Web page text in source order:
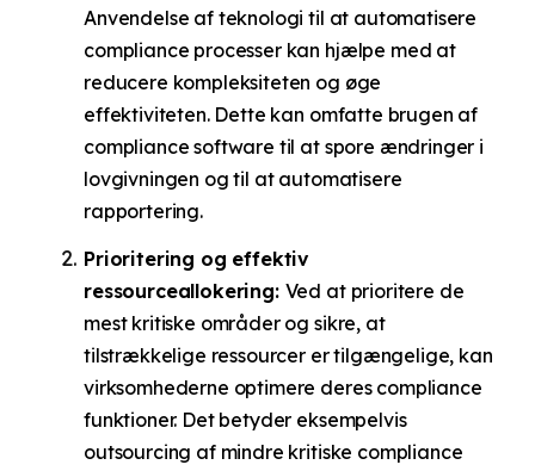
Anvendelse af teknologi til at automatisere
compliance processer kan hjælpe med at
reducere kompleksiteten og øge
effektiviteten. Dette kan omfatte brugen af
compliance software til at spore ændringer i
lovgivningen og til at automatisere
rapportering.
Prioritering og effektiv
ressourceallokering: Ved at prioritere de
mest kritiske områder og sikre, at
tilstrækkelige ressourcer er tilgængelige, kan
virksomhederne optimere deres compliance
funktioner. Det betyder eksempelvis
outsourcing af mindre kritiske compliance